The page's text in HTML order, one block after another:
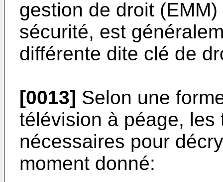
gestion de droit
sécurité, est
différente dite clé de
[0013] Selon une
télévision à péage,
nécessaires pour
moment donné: